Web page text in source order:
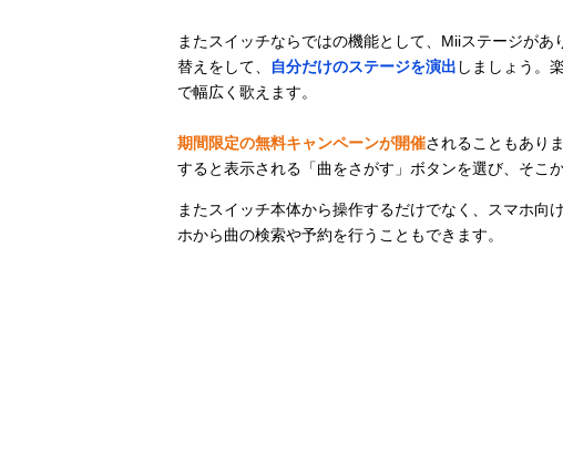
またスイッチならではの機能として、Miiステージが
替えをして、
自分だけのステージを演出 しましょう。
で幅広く歌えます。
期間限定の無料キャンペーンが開催されることもあり
すると表示される「曲をさがす」ボタンを選び、そこ
またスイッチ本体から操作するだけでなく、スマホ向
ホから曲の検索や予約を行うこともできます。